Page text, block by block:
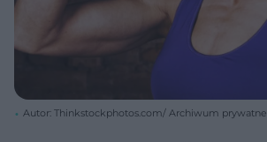
Autor: Thinkstockphotos.com/ Archiwum prywatne